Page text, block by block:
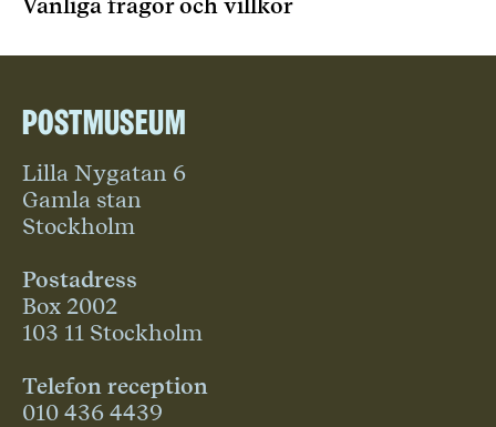
Vanliga frågor och villkor
Postmuseum
Lilla Nygatan 6
Gamla stan
Stockholm
Postadress
Box 2002
103 11 Stockholm
Telefon reception
010 436 4439